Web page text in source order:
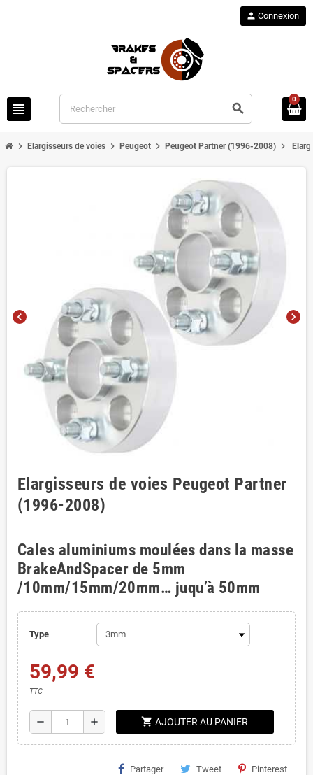
view_headline search
person Connexion
0
chevron_right Elargisseurs de voies chevron_right Peugeot chevron_right Peugeot Partner (1996-2008) chevron_right
chevron_left chevron_right
Elargisseurs de voies Peugeot Partner
(1996-2008)
Cales aluminiums moulées dans la masse
BrakeAndSpacer de 5mm
/10mm/15mm/20mm… juqu’à 50mm
Type
59,99 €
TTC
remove add shopping_cart AJOUTER AU PANIER
Partager Tweet Pinterest